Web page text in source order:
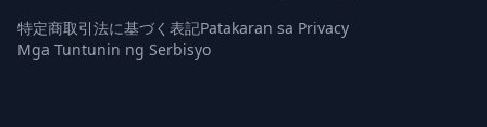
特定商取引法に基づく表記Patakaran sa Privacy
Mga Tuntunin ng Serbisyo